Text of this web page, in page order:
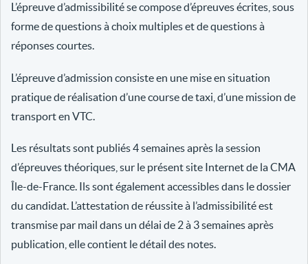
L’épreuve d’admissibilité se compose d’épreuves écrites, sous
forme de questions à choix multiples et de questions à
réponses courtes.
L’épreuve d’admission consiste en une mise en situation
pratique de réalisation d’une course de taxi, d’une mission de
transport en VTC.
Les résultats sont publiés 4 semaines après la session
d’épreuves théoriques, sur le présent site Internet de la CMA
Île-de-France. Ils sont également accessibles dans le dossier
du candidat. L’attestation de réussite à l’admissibilité est
transmise par mail dans un délai de 2 à 3 semaines après
publication, elle contient le détail des notes.